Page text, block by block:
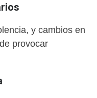
y cambios en
provocar